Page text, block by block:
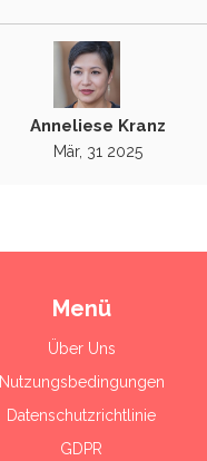
Anneliese Kranz
Mär, 31 2025
Menü
Über Uns
Nutzungsbedingungen
Datenschutzrichtlinie
GDPR